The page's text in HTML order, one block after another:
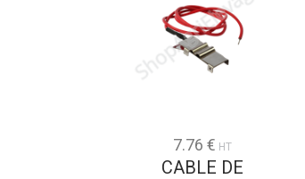
7.76 € HT
CABLE DE